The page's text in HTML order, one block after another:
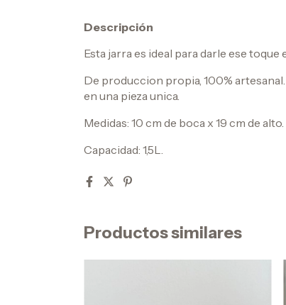
Descripción
Esta jarra es ideal para darle ese
De produccion propia, 100%
en una pieza unica.
Medidas: 10 cm de boca x 19 cm de alto.
Capacidad: 1,5L.
Productos similares